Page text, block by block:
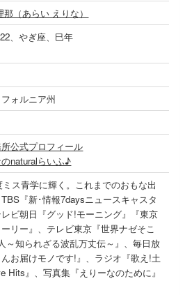
（あらい えりな）
、やぎ座、巳年
ォルニア州
公式プロフィール
naturalらいふ♪
ミス青学に輝く。これまでのおもな出
『新･情報7daysニュースキャスタ
ビ朝日『グッド!モーニング』『東京
リー』、テレビ東京『世界ナゼそこ
～知られざる波乱万丈伝～』、毎日放
お届けモノです!』、ラジオ『歌え!土
Hits』、写真集『えりーなのために』